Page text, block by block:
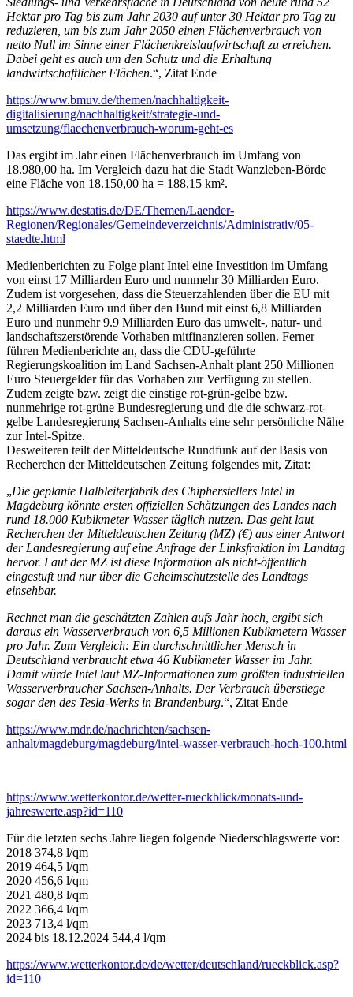
Hektar pro Tag bis zum Jahr 2030 auf unter 30 Hektar pro Tag zu
reduzieren, um bis zum Jahr 2050 einen Flächenverbrauch von
netto Null im Sinne einer Flächenkreislaufwirtschaft zu erreichen.
Dabei geht es auch um den Schutz und die Erhaltung
landwirtschaftlicher Flächen.“, Zitat Ende
https://www.bmuv.de/themen/nachhaltigkeit-
digitalisierung/nachhaltigkeit/strategie-und-
umsetzung/flaechenverbrauch-worum-geht-es
Das ergibt im Jahr einen Flächenverbrauch im Umfang von
18.980,00 ha. Im Vergleich dazu hat die Stadt Wanzleben-Börde
eine Fläche von 18.150,00 ha = 188,15 km².
https://www.destatis.de/DE/Themen/Laender-
Regionen/Regionales/Gemeindeverzeichnis/Administrativ/05-
staedte.html
Medienberichten zu Folge plant Intel eine Investition im Umfang
von einst 17 Milliarden Euro und nunmehr 30 Milliarden Euro.
Zudem ist vorgesehen, dass die Steuerzahlenden über die EU mit
2,2 Milliarden Euro und über den Bund mit einst 6,8 Milliarden
Euro und nunmehr 9.9 Milliarden Euro das umwelt-, natur- und
landschaftszerstörende Vorhaben mitfinanzieren sollen. Ferner
führen Medienberichte an, dass die CDU-geführte
Regierungskoalition im Land Sachsen-Anhalt plant 250 Millionen
Euro Steuergelder für das Vorhaben zur Verfügung zu stellen.
Zudem zeigte bzw. zeigt die einstige rot-grün-gelbe bzw.
nunmehrige rot-grüne Bundesregierung und die die schwarz-rot-
gelbe Landesregierung Sachsen-Anhalts eine sehr persönliche Nähe
zur Intel-Spitze.
Desweiteren teilt der Mitteldeutsche Rundfunk auf der Basis von
Recherchen der Mitteldeutschen Zeitung folgendes mit, Zitat:
„Die geplante Halbleiterfabrik des Chipherstellers Intel in
Magdeburg könnte ersten offiziellen Schätzungen des Landes nach
rund 18.000 Kubikmeter Wasser täglich nutzen. Das geht laut
Recherchen der Mitteldeutschen Zeitung (MZ) (€) aus einer Antwort
der Landesregierung auf eine Anfrage der Linksfraktion im Landtag
hervor. Laut der MZ ist diese Information als nicht-öffentlich
eingestuft und nur über die Geheimschutzstelle des Landtags
einsehbar.
Rechnet man die geschätzten Zahlen aufs Jahr hoch, ergibt sich
daraus ein Wasserverbrauch von 6,5 Millionen Kubikmetern Wasser
pro Jahr. Zum Vergleich: Ein durchschnittlicher Mensch in
Deutschland verbraucht etwa 46 Kubikmeter Wasser im Jahr.
Damit würde Intel laut MZ-Informationen zum größten industriellen
Wasserverbraucher Sachsen-Anhalts. Der Verbrauch überstiege
sogar den des Tesla-Werks in Brandenburg.“, Zitat Ende
https://www.mdr.de/nachrichten/sachsen-
anhalt/magdeburg/magdeburg/intel-wasser-verbrauch-hoch-100.html
https://www.wetterkontor.de/wetter-rueckblick/monats-und-
jahreswerte.asp?id=110
Für die letzten sechs Jahre liegen folgende Niederschlagswerte vor:
2018 374,8 l/qm
2019 464,5 l/qm
2020 456,6 l/qm
2021 480,8 l/qm
2022 366,4 l/qm
2023 713,4 l/qm
2024 bis 18.12.2024 544,4 l/qm
https://www.wetterkontor.de/de/wetter/deutschland/rueckblick.asp?
id=110